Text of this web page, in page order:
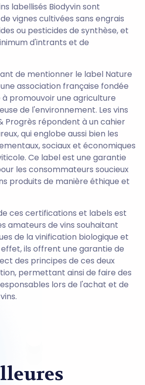
labellisés Biodyvin sont
vignes cultivées sans engrais
ou pesticides de synthèse, et
d'intrants et de
de mentionner le label Nature
association française fondée
à promouvoir une agriculture
de l'environnement. Les vins
Progrès répondent à un cahier
qui englobe aussi bien les
sociaux et économiques
Ce label est une garantie
les consommateurs soucieux
produits de manière éthique et
ces certifications et labels est
amateurs de vins souhaitant
de la vinification biologique et
effet, ils offrent une garantie de
des principes de ces deux
permettant ainsi de faire des
lors de l'achat et de